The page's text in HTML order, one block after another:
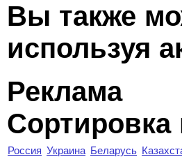
Вы также
используя
Реклама
Сортировка
Россия Украина Беларусь